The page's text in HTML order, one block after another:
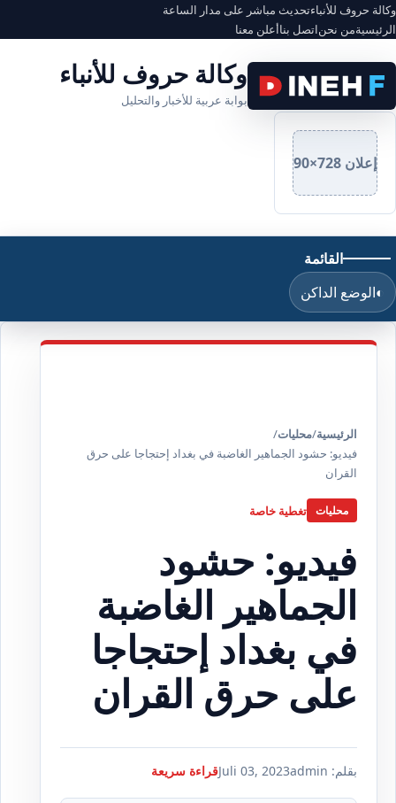
وكالة حروف للأنباءتحديث مباشر على مدار الساعة
الرئيسيةمن نحناتصل بناأعلن معنا
وكالة حروف للأنباء
بوابة عربية للأخبار والتحليل
إعلان 728×90
القائمة
◐الوضع الداكن
الرئيسية/محليات/
فيديو: حشود الجماهير الغاضبة في بغداد إحتجاجا على حرق
القران
محليات تغطية خاصة
فيديو: حشود
الجماهير الغاضبة
في بغداد إحتجاجا
على حرق القران
بقلم: admin Juli 03, 2023قراءة سريعة